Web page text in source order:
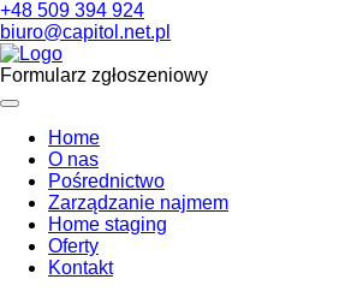
+48 509 394 924
biuro@capitol.net.pl
Formularz zgłoszeniowy
Home
O nas
Pośrednictwo
Zarządzanie najmem
Home staging
Oferty
Kontakt